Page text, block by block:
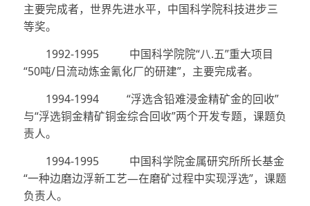
主要完成者，世界先进水平，中国科学院科技进步三
等奖。
1992-1995 中国科学院院“八.五”重大项目
“50吨/日流动炼金氰化厂的研建”，主要完成者。
1994-1994 “浮选含铅难浸金精矿金的回收”
与“浮选铜金精矿铜金综合回收”两个开发专题，课题负
责人。
1994-1995 中国科学院金属研究所所长基金
“一种边磨边浮新工艺—在磨矿过程中实现浮选”，课题
负责人。